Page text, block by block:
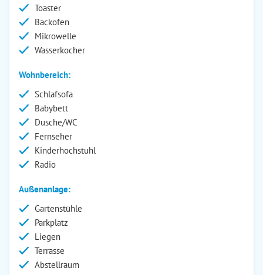
Toaster
Backofen
Mikrowelle
Wasserkocher
Wohnbereich:
Schlafsofa
Babybett
Dusche/WC
Fernseher
Kinderhochstuhl
Radio
Außenanlage:
Gartenstühle
Parkplatz
Liegen
Terrasse
Abstellraum